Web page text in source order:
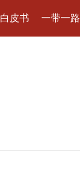
白皮书 一带一路